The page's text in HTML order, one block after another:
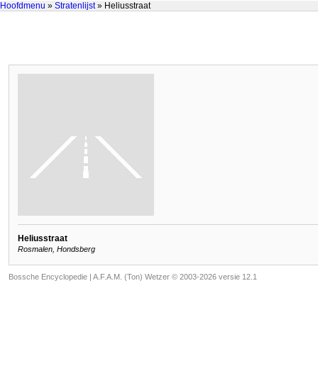
Hoofdmenu » Stratenlijst» Heliusstraat
Heliusstraat
Rosmalen, Hondsberg
Bossche Encyclopedie | A.F.A.M. (Ton) Wetzer © 2003-2026 versie 12.1